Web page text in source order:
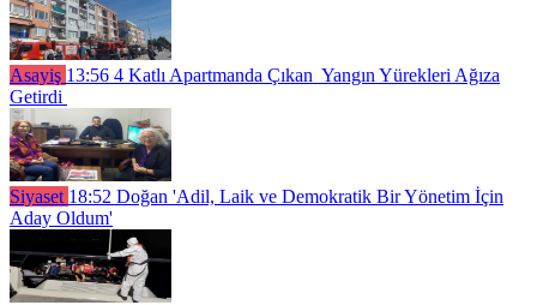
Asayiş 13:56 4 Katlı Apartmanda Çıkan Yangın Yürekleri Ağıza
Getirdi
Siyaset 18:52 Doğan 'Adil, Laik ve Demokratik Bir Yönetim İçin
Aday Oldum'